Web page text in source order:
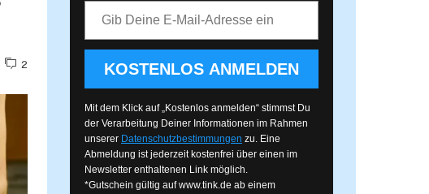
2 KOSTENLOS ANMELDEN
Mit dem Klick auf „Kostenlos anmelden“ stimmst Du
der Verarbeitung Deiner Informationen im Rahmen
unserer Datenschutzbestimmungen zu. Eine
Abmeldung ist jederzeit kostenfrei über einen im
Newsletter enthaltenen Link möglich.
*Gutschein gültig aufwww.tink.de ab einem